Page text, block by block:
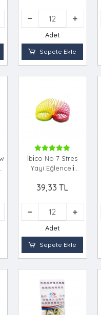
Adet
Sepete Ekle
İbi̇co No 7 Stres
Yayi Eğlenceli̇
39,33 TL
Adet
Sepete Ekle